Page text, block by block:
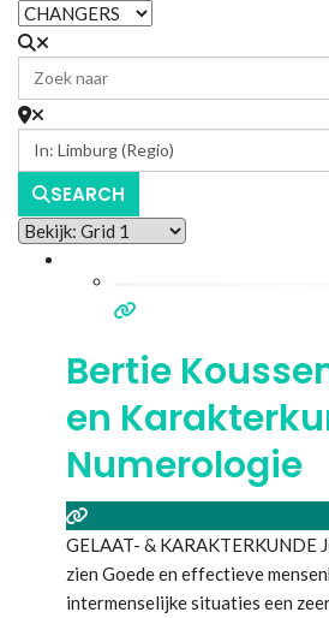
SEARCH
Bertie
en
Numerologie
GELAAT- & KARAKTERKUNDE
zien Goede en effectieve
intermenselijke situaties een